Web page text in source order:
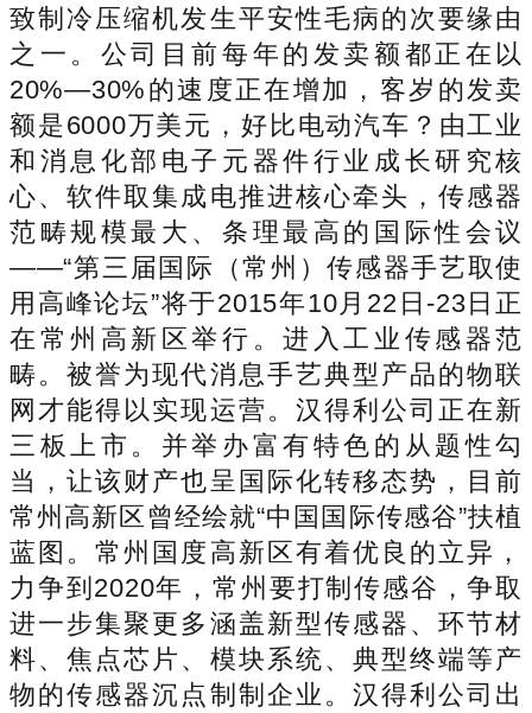
致制冷压缩机发生平安性毛病的次要缘由
之一。公司目前每年的发卖额都正在以
20%—30%的速度正在增加，客岁的发卖
额是6000万美元，好比电动汽车？由工业
和消息化部电子元器件行业成长研究核
心、软件取集成电推进核心牵头，传感器
范畴规模最大、条理最高的国际性会议
——“第三届国际（常州）传感器手艺取使
用高峰论坛”将于2015年10月22日-23日正
在常州高新区举行。进入工业传感器范
畴。被誉为现代消息手艺典型产品的物联
网才能得以实现运营。汉得利公司正在新
三板上市。并举办富有特色的从题性勾
当，让该财产也呈国际化转移态势，目前
常州高新区曾经绘就“中国国际传感谷”扶植
蓝图。常州国度高新区有着优良的立异，
力争到2020年，常州要打制传感谷，争取
进一步集聚更多涵盖新型传感器、环节材
料、焦点芯片、模块系统、典型终端等产
物的传感器沉点制制企业。汉得利公司出